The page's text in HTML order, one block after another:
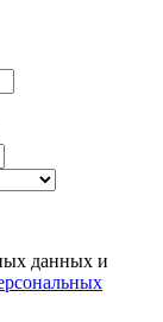
данных и